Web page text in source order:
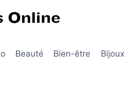
Beauté Bien-être Bijoux